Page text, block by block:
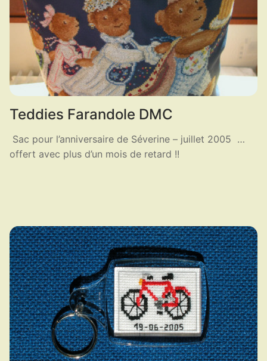
Teddies Farandole DMC
Sac pour l’anniversaire de Séverine – juillet 2005 …
offert avec plus d’un mois de retard !!